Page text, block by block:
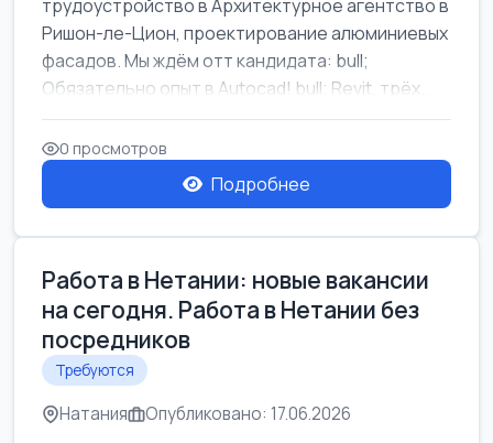
трудоустройство в Архитектурное агентство в
Ришон-ле-Цион, проектирование алюминиевых
фасадов. Мы ждём отт кандидата: bull;
Обязательно опыт в Autocad! bull; Revit, трёх...
0 просмотров
Подробнее
Работа в Нетании: новые вакансии
на сегодня. Работа в Нетании без
посредников
Требуются
Натания Опубликовано: 17.06.2026